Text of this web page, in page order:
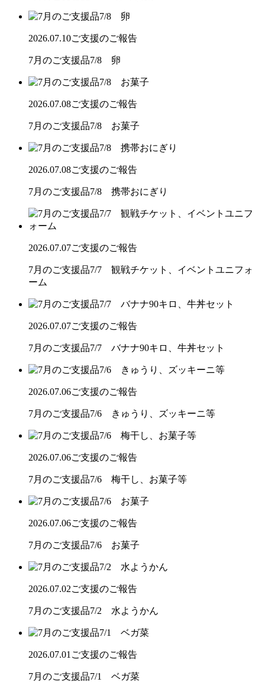
2026.07.10ご支援のご報告
7月のご支援品7/8 卵
2026.07.08ご支援のご報告
7月のご支援品7/8 お菓子
2026.07.08ご支援のご報告
7月のご支援品7/8 携帯おにぎり
2026.07.07ご支援のご報告
7月のご支援品7/7 観戦チケット、イベントユニフォ
ーム
2026.07.07ご支援のご報告
7月のご支援品7/7 バナナ90キロ、牛丼セット
2026.07.06ご支援のご報告
7月のご支援品7/6 きゅうり、ズッキーニ等
2026.07.06ご支援のご報告
7月のご支援品7/6 梅干し、お菓子等
2026.07.06ご支援のご報告
7月のご支援品7/6 お菓子
2026.07.02ご支援のご報告
7月のご支援品7/2 水ようかん
2026.07.01 ご支援のご報告
7月のご支援品7/1 ベガ菜